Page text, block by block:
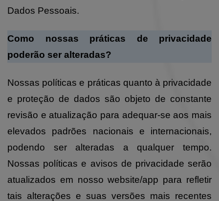
Dados Pessoais.
Como nossas práticas de privacidade
poderão ser alteradas?
Nossas políticas e práticas quanto à privacidade
e proteção de dados são objeto de constante
revisão e atualização para adequar-se aos mais
elevados padrões nacionais e internacionais,
podendo ser alteradas a qualquer tempo.
Nossas políticas e avisos de privacidade serão
atualizados em nosso website/app para refletir
tais alterações e suas versões mais recentes